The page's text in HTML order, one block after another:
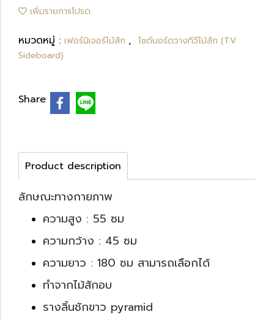
เพิ่มรายการโปรด
หมวดหมู่ : เฟอร์นิเจอร์ไม้สัก , ไซด์บอร์ดวางทีวีไม้สัก (TV
Sideboard)
Share
Product description
ลักษณะทางกายภาพ
ความสูง : 55 ซม
ความกว้าง : 45 ซม
ความยาว : 180 ซม สามารถเลือกได้
ทำจากไม้สักอบ
รางลิ้นชักขาว pyramid